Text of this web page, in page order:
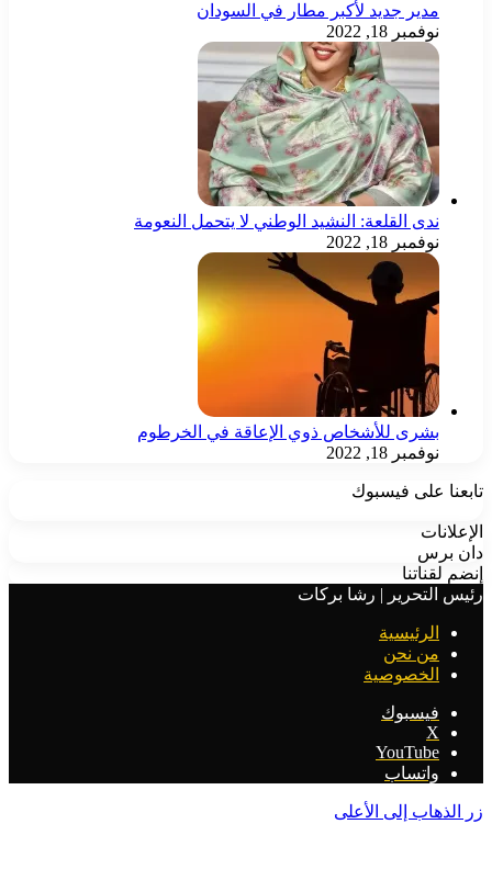
مدير جديد لأكبر مطار في السودان
نوفمبر 18, 2022
ندى القلعة: النشيد الوطني لا يتحمل النعومة
نوفمبر 18, 2022
بشرى للأشخاص ذوي الإعاقة في الخرطوم
نوفمبر 18, 2022
تابعنا على فيسبوك
الإعلانات
دان برس
إنضم لقناتنا
رئيس التحرير | رشا بركات
الرئيسية
من نحن
الخصوصية
فيسبوك
‫X
‫YouTube
واتساب
زر الذهاب إلى الأعلى